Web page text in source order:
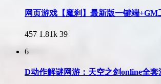
网页游戏【魔刹】最新版一键端
457 1.81k 39
6
D动作解谜网游：天空之剑online全套